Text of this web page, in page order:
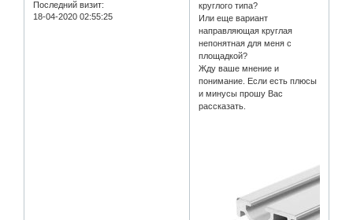
Последний визит:
18-04-2020 02:55:25
круглого типа?
Или еще вариант
направляющая круглая
непонятная для меня с
площадкой?
Жду ваше мнение и
понимание. Если есть плюсы
и минусы прошу Вас
рассказать.